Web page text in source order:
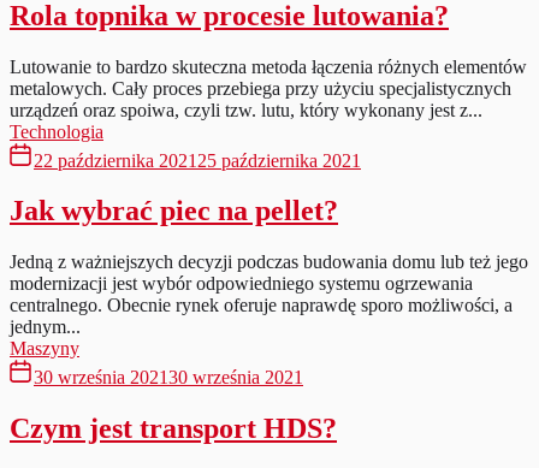
Rola topnika w procesie lutowania?
Lutowanie to bardzo skuteczna metoda łączenia różnych elementów
metalowych. Cały proces przebiega przy użyciu specjalistycznych
urządzeń oraz spoiwa, czyli tzw. lutu, który wykonany jest z...
Technologia
22 października 2021 25 października 2021
Jak wybrać piec na pellet?
Jedną z ważniejszych decyzji podczas budowania domu lub też jego
modernizacji jest wybór odpowiedniego systemu ogrzewania
centralnego. Obecnie rynek oferuje naprawdę sporo możliwości, a
jednym...
Maszyny
30 września 202130 września 2021
Czym jest transport HDS?